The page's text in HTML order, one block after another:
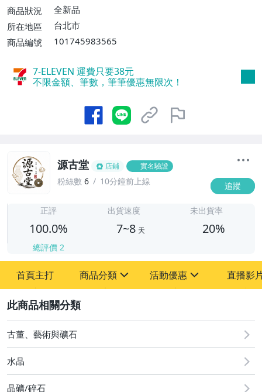
運費$60、滿5件或消費滿$1298免運
費】、宅配/貨運【單件運費$120、滿5件
商品狀況
全新品
所在地區
台北市
商品編號
101745983565
7-ELEVEN 運費只要38元
不限金額、筆數，筆筆優惠無限次！
源古堂 店鋪 實名驗證
粉絲數 6 10分鐘前上線 追蹤
正評
100.0%
總評價 2
出貨速度
7~8 天
未出貨率
20%
首頁主打 商品分類
其它
活動優惠
[全店] 周年慶
[全店] 粉絲專享
直播影
古董、藝術與礦石
水晶
晶礦/碎石